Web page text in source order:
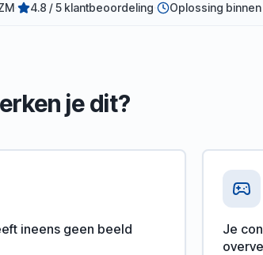
· 4.8 / 5 klantbeoordeling Oplossing binnen
je dit?
ineens geen beeld
Je